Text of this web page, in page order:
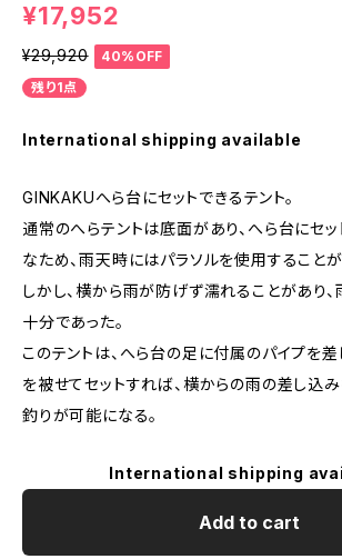
¥17,952
¥29,920
40%OFF
残り1点
International shipping available
GINKAKUへら台にセットできるテント。
通常のへらテントは底面があり、へら台にセ
なため、雨天時にはパラソルを使用することが
しかし、横から雨が防げず濡れることがあり
十分であった。
このテントは、へら台の足に付属のパイプを差
を被せてセットすれば、横からの雨の差し込
釣りが可能になる。
International shipping
Add to cart